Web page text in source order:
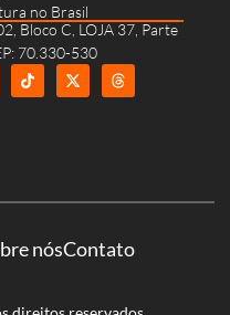
no Brasil
Bloco C, LOJA 37, Parte
70.330-530
nósContato